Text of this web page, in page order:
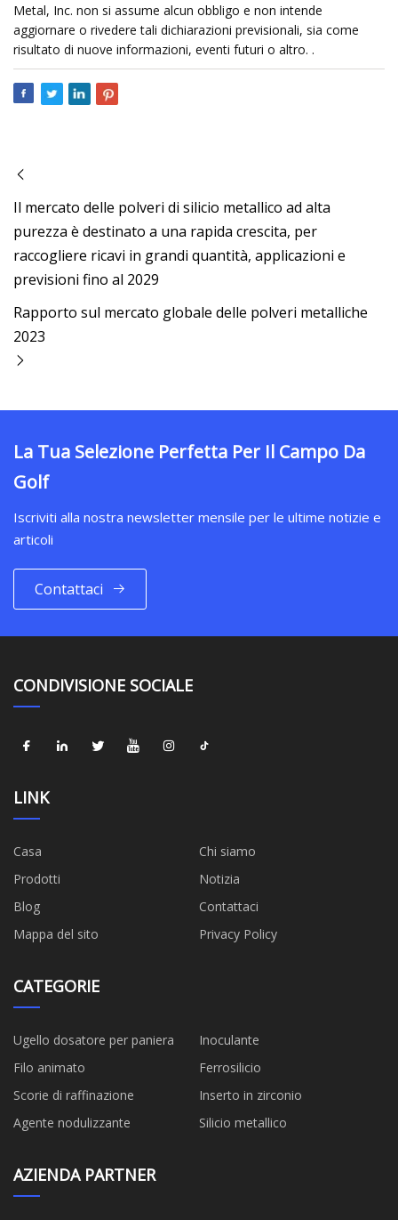
Metal, Inc. non si assume alcun obbligo e non intende
aggiornare o rivedere tali dichiarazioni previsionali, sia come
risultato di nuove informazioni, eventi futuri o altro. .
Il mercato delle polveri di silicio metallico ad alta
purezza è destinato a una rapida crescita, per
raccogliere ricavi in ​​grandi quantità, applicazioni e
previsioni fino al 2029
Rapporto sul mercato globale delle polveri metalliche
2023
La Tua Selezione Perfetta Per Il Campo Da
Golf
Iscriviti alla nostra newsletter mensile per le ultime notizie e
articoli
Contattaci
CONDIVISIONE SOCIALE
LINK
Casa
Chi siamo
Prodotti
Notizia
Blog
Contattaci
Mappa del sito
Privacy Policy
CATEGORIE
Ugello dosatore per paniera
Inoculante
Filo animato
Ferrosilicio
Scorie di raffinazione
Inserto in zirconio
Agente nodulizzante
Silicio metallico
AZIENDA PARTNER